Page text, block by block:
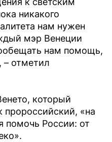
никакого
нам нужен
мэр Венеции
нам помощь,
– отметил
который
пророссийский, «на
помочь России: от